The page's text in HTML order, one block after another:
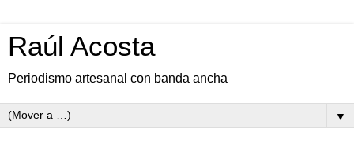
Raúl Acosta
Periodismo artesanal con banda ancha
▼